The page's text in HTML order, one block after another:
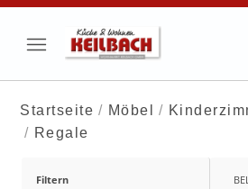
Startseite Möbel
Regale
Filtern